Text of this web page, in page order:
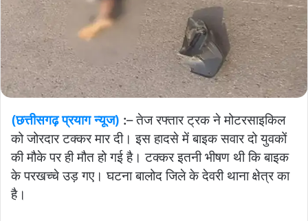
(छत्तीसगढ़ प्रयाग न्यूज) :– तेज रफ्तार ट्रक ने मोटरसाइकिल
को जोरदार टक्कर मार दी। इस हादसे में बाइक सवार दो युवकों
की मौके पर ही मौत हो गई है। टक्कर इतनी भीषण थी कि बाइक
के परखच्चे उड़ गए। घटना बालोद जिले के देवरी थाना क्षेत्र का
है।